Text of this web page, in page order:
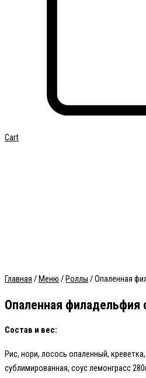
Cart
Главная /Меню /Роллы / Опаленная
Опаленная филадельфия
Состав и вес:
Рис, нори, лосось опаленный,
сублимированная, соус лемонграсс